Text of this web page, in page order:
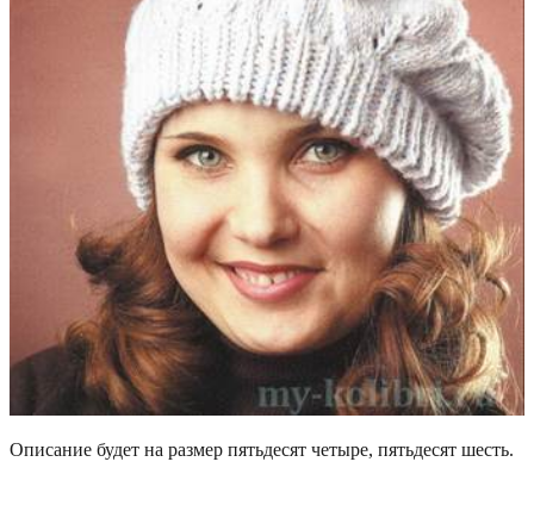
Описание будет на размер пятьдесят четыре, пятьдесят шесть.